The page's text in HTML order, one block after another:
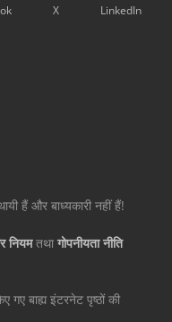
X LinkedIn
हैं और बाध्यकारी नहीं हैं!
नियमतथा गोपनीयता नीति
बाह्य इंटरनेट पृष्ठों की